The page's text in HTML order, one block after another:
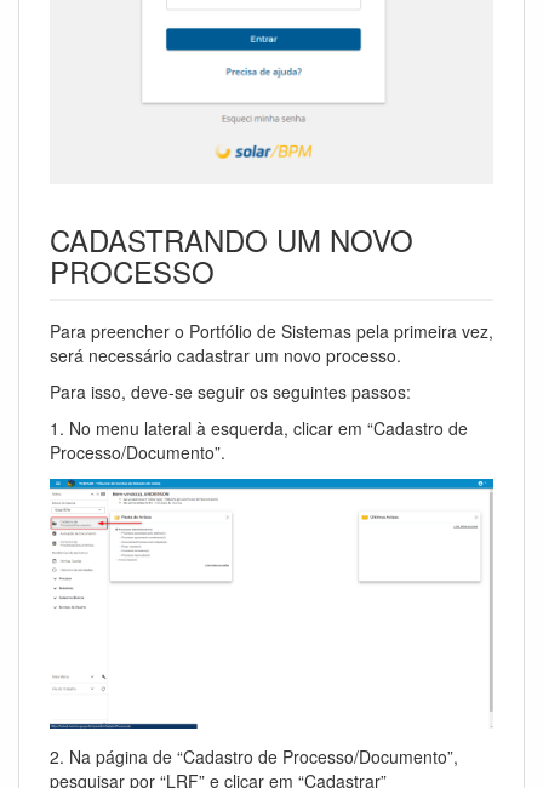
CADASTRANDO UM NOVO
PROCESSO
Para preencher o Portfólio de Sistemas pela primeira vez,
será necessário cadastrar um novo processo.
Para isso, deve-se seguir os seguintes passos:
1. No menu lateral à esquerda, clicar em “Cadastro de
Processo/Documento”.
2. Na página de “Cadastro de Processo/Documento”,
pesquisar por “LRF” e clicar em “Cadastrar”